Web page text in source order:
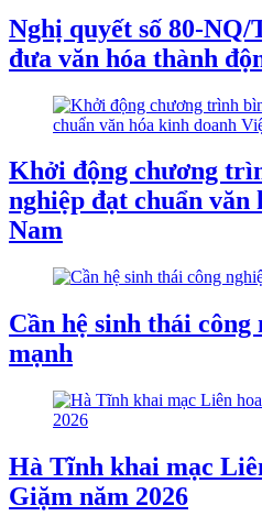
Nghị quyết số 80-
đưa văn hóa thành
Khởi động chương
nghiệp đạt chuẩn
Nam
Cần hệ sinh thái công
mạnh
Hà Tĩnh khai mạc
Giặm năm 2026